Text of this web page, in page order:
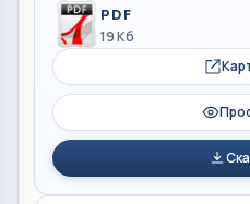
PDF
19 Кб